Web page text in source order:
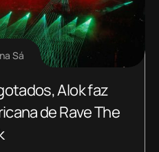
Sá
Alok faz
de Rave The